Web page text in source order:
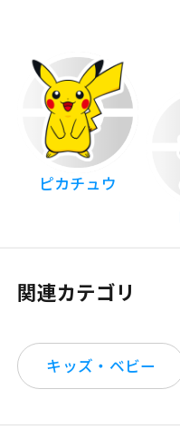
ピカチュウ
関連カテゴリ
キッズ・ベビー